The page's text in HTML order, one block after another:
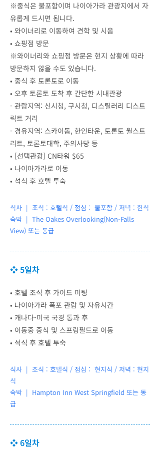
※중식은 불포함이며 나이아가라 관광지에서 자
유롭게 드시면 됩니다.
• 와이너리로 이동하여 견학 및 시음
• 쇼핑점 방문
※와이너리와 쇼핑점 방문은 현지 상황에 따라
방문하지 않을 수도 있습니다.
• 중식 후 토론토로 이동
• 오후 토론토 도착 후 간단한 시내관광
- 관람지역: 신시청, 구시청, 디스틸러리 디스트
릭트 거리
- 경유지역: 스카이돔, 한인타운, 토론토 월스트
리트, 토론토대학, 주의사당 등
• [선택관광] CN타워 $65
• 나이아가라로 이동
• 석식 후 호텔 투숙
식사 | 조식 : 호텔식 / 점심 : 불포함 / 저녁 : 한식
숙박 | The Oakes Overlooking(Non-Falls
View) 또는 동급
❖ 5일차
• 호텔 조식 후 가이드 미팅
• 나이아가라 폭포 관람 및 자유시간
• 캐나다-미국 국경 통과 후
• 이동중 중식 및 스프링필드로 이동
• 석식 후 호텔 투숙
식사 | 조식 : 호텔식 / 점심 : 현지식 / 저녁 : 현지
식
숙박 | Hampton Inn West Springfield 또는 동
급
❖ 6일차